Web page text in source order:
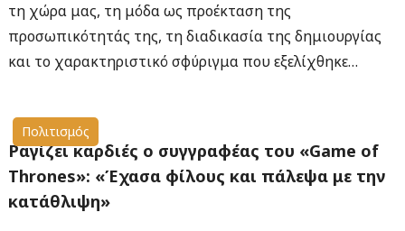
τη χώρα μας, τη μόδα ως προέκταση της
προσωπικότητάς της, τη διαδικασία της δημιουργίας
και το χαρακτηριστικό σφύριγμα που εξελίχθηκε…
Πολιτισμός
Ραγίζει καρδιές ο συγγραφέας του «Game of
Thrones»: «Έχασα φίλους και πάλεψα με την
κατάθλιψη»